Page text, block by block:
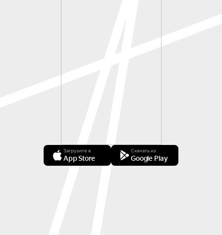
Загрузите в
App Store
Скачать из
Google Play